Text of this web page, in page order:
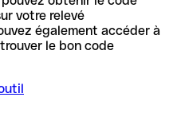
votre relevé
également accéder à
le bon code